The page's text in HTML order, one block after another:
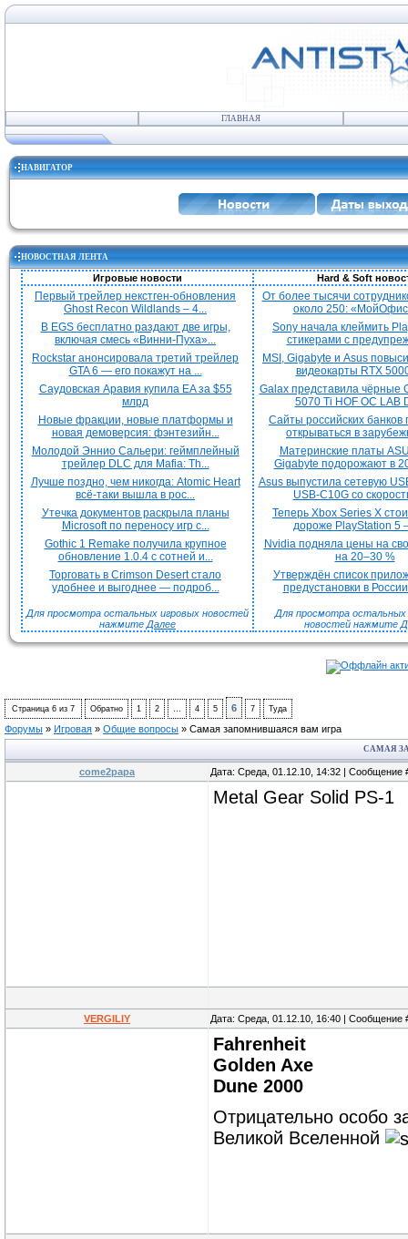
ГЛАВНАЯ
НАВИГАТОР
НОВОСТНАЯ ЛЕНТА
Игровые новости Hard & Soft
Первый трейлер некстген-обновления
Ghost Recon Wildlands – 4...
В EGS бесплатно раздают две игры,
включая смесь «Винни-Пуха»...
Rockstar анонсировала третий трейлер
GTA 6 — его покажут на ...
Саудовская Аравия купила EA за $55
млрд
Новые фракции, новые платформы и
новая демоверсия: фэнтезийн...
Молодой Эннио Сальери: геймплейный
трейлер DLC для Mafia: Th...
Лучше поздно, чем никогда: Atomic Heart
всё-таки вышла в рос...
Утечка документов раскрыла планы
Microsoft по переносу игр с...
Gothic 1 Remake получила крупное
обновление 1.0.4 с сотней и...
Торговать в Crimson Desert стало
удобнее и выгоднее — подроб...
Для просмотра остальных игровых новостей
нажмите Далее
От более тысячи
около 250:
Sony начала клеймить
стикерами с
MSI, Gigabyte и Asus
видеокарты RTX
Galax представила чёрные
5070 Ti HOF OC LAB
Сайты российских банков
открываться в
Материнские платы
Gigabyte подорожают в
Asus выпустила сетевую
USB-C10G со
Теперь Xbox Series X
дороже PlayStation 5
Nvidia подняла цены на
на 20–30 %
Утверждён список
предустановки в
Для просмотра остальных
новостей нажмите
Страница 6 из 7 Обратно 1 2 … 4 5 6 7 Туда
Форумы » Игровая » Общие вопросы » Самая запомнившаяся вам игра
САМАЯ
come2papa Дата: Среда, 01.12.10, 14:32 | Сообщение
Metal Gear Solid PS-1
VERGILIY Дата: Среда, 01.12.10, 16:40 | Сообщение
Fahrenheit
Golden Axe
Dune 2000
Отрицательно особо
Великой Вселенной